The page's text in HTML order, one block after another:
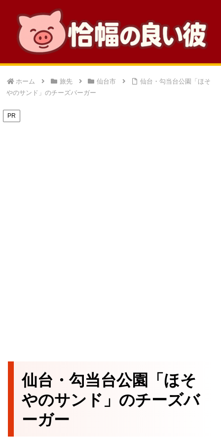
ホーム 旅先 仙台市
仙台・勾当台公園「ほそ
やのサンド」のチーズバーガー
PR
仙台・勾当台公園「ほそ
やのサンド」のチーズバ
ーガー